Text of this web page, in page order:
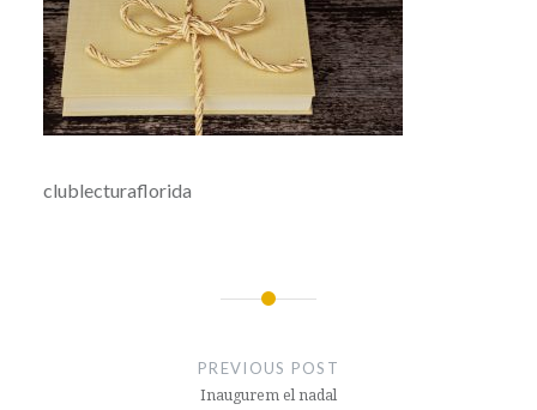
clublecturaflorida
PREVIOUS POST
Inaugurem el nadal